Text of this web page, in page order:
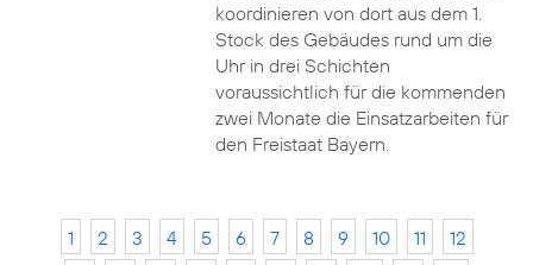
koordinieren von dort aus dem 1.
Stock des Gebäudes rund um die
Uhr in drei Schichten
voraussichtlich für die kommenden
zwei Monate die Einsatzarbeiten für
den Freistaat Bayern.
1 2 3 4 5 6 7 8 9 10 11
12